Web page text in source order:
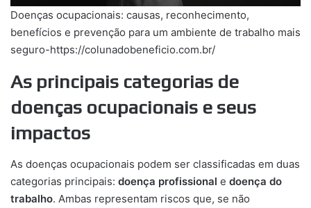
Doenças ocupacionais: causas, reconhecimento,
benefícios e prevenção para um ambiente de trabalho mais
seguro-https://colunadobeneficio.com.br/
As principais categorias de
doenças ocupacionais e seus
impactos
As doenças ocupacionais podem ser classificadas em duas
categorias principais: doença profissional e doença do
trabalho. Ambas representam riscos que, se não